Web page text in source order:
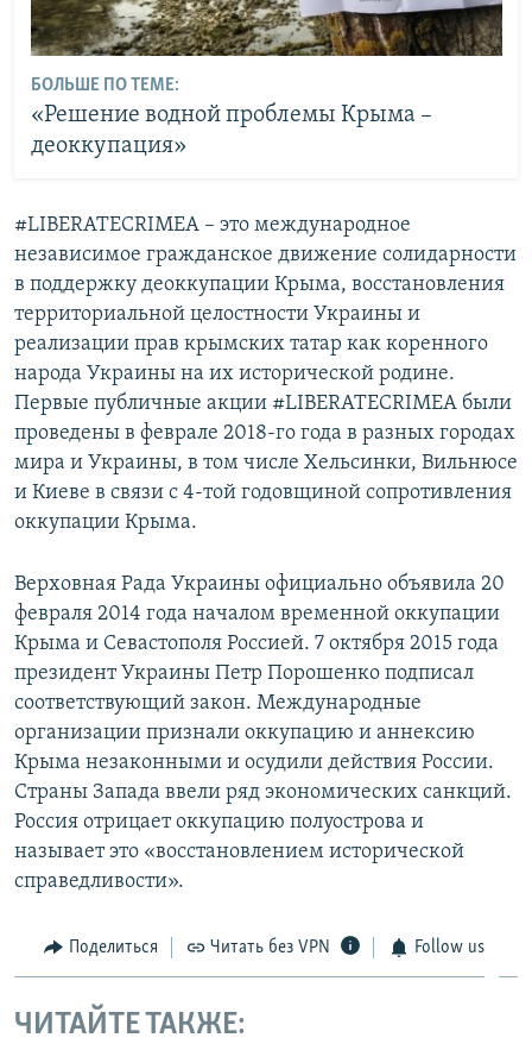
БОЛЬШЕ ПО ТЕМЕ:
«Решение водной проблемы Крыма –
деоккупация»
#LIBERATECRIMEA – это международное
независимое гражданское движение солидарности
в поддержку деоккупации Крыма, восстановления
территориальной целостности Украины и
реализации прав крымских татар как коренного
народа Украины на их исторической родине.
Первые публичные акции #LIBERATECRIMEA были
проведены в феврале 2018-го года в разных городах
мира и Украины, в том числе Хельсинки, Вильнюсе
и Киеве в связи с 4-той годовщиной сопротивления
оккупации Крыма.
Верховная Рада Украины официально объявила 20
февраля 2014 года началом временной оккупации
Крыма и Севастополя Россией. 7 октября 2015 года
президент Украины Петр Порошенко подписал
соответствующий закон. Международные
организации признали оккупацию и аннексию
Крыма незаконными и осудили действия России.
Страны Запада ввели ряд экономических санкций.
Россия отрицает оккупацию полуострова и
называет это «восстановлением исторической
справедливости».
Поделиться Читать без VPN Follow us
ЧИТАЙТЕ ТАКЖЕ: